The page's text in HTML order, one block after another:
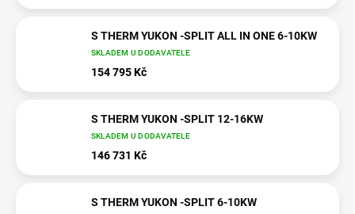
S THERM YUKON -SPLIT ALL IN ONE 6-10KW
SKLADEM U DODAVATELE
154 795 Kč
S THERM YUKON -SPLIT 12-16KW
SKLADEM U DODAVATELE
146 731 Kč
S THERM YUKON -SPLIT 6-10KW